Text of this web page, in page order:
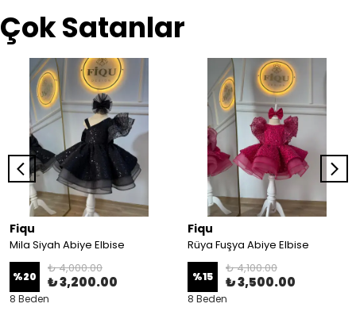
Çok Satanlar
Fiqu
Mila Siyah Abiye Elbise
%20
₺ 4,000.00
₺ 3,200.00
8 Beden
Fiqu
Rüya Fuşya Abiye Elbise
%15
₺ 4,100.00
₺ 3,500.00
8 Beden